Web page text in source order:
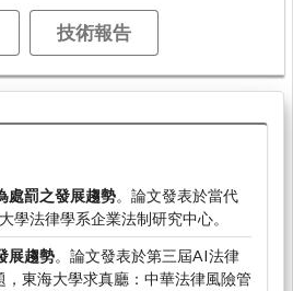
技術報告
處罰之發展趨勢。論文發表於當代
學法律學系企業法制研究中心。
展趨勢。論文發表於第三屆AI法律
東海大學求真廳：中華法律風險管